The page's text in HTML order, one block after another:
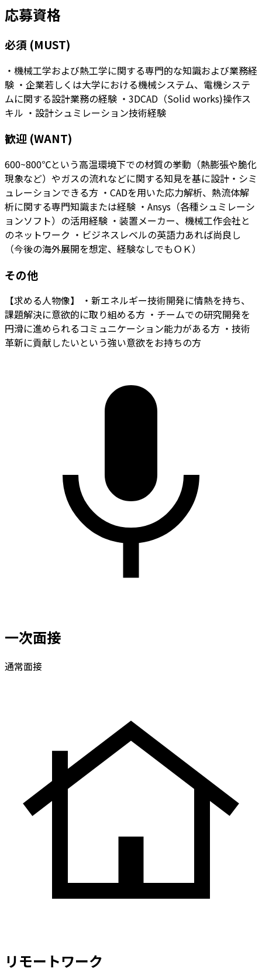
応募資格
必須 (MUST)
・機械工学および熱工学に関する専門的な知識および業務経
験 ・企業若しくは大学における機械システム、電機システ
ムに関する設計業務の経験 ・3DCAD（Solid works)操作ス
キル ・設計シュミレーション技術経験
歓迎 (WANT)
600~800℃という高温環境下での材質の挙動（熱膨張や脆化
現象など）やガスの流れなどに関する知見を基に設計・シミ
ュレーションできる方 ・CADを用いた応力解析、熱流体解
析に関する専門知識または経験 ・Ansys（各種シュミレーシ
ョンソフト）の活用経験 ・装置メーカー、機械工作会社と
のネットワーク ・ビジネスレベルの英語力あれば尚良し
（今後の海外展開を想定、経験なしでもＯＫ）
その他
【求める人物像】
・新エネルギー技術開発に情熱を持ち、
課題解決に意欲的に取り組める方 ・チームでの研究開発を
円滑に進められるコミュニケーション能力がある方 ・技術
革新に貢献したいという強い意欲をお持ちの方
一次面接
通常面接
リモートワーク